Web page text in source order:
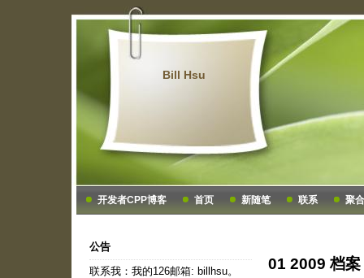
Bill Hsu
开发者CPP博客 首页 新随笔 联系 聚合
公告
联系我：我的126邮箱: billhsu。
01 2009 档案